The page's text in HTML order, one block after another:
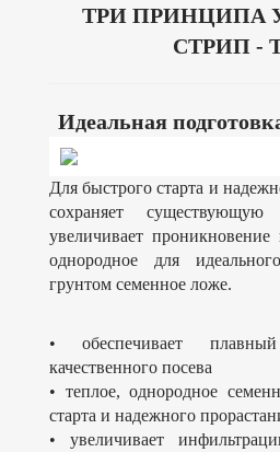
ТРИ ПРИНЦИПА
СТРИП -
Идеальная
Для быстрого старта и
сохраняет
увеличивает проникновение
однородное для
грунтом семенное ложе.
• обеспечивает
качественного посева
• теплое, однородное
старта и надежного
• увеличивает